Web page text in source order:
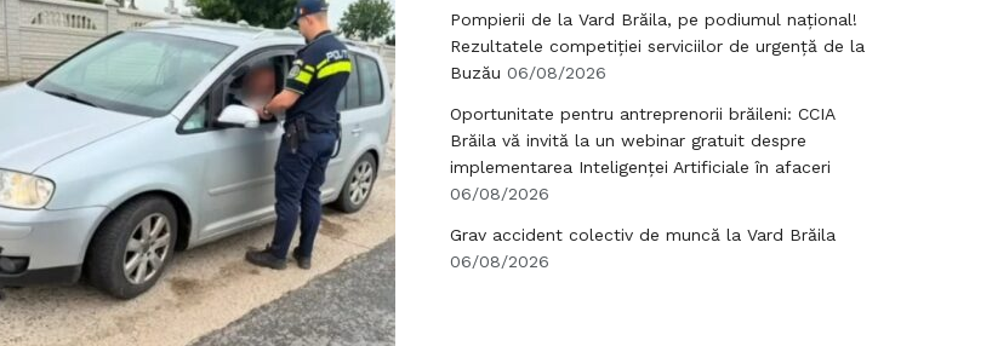
Pompierii de la Vard Brăila, pe podiumul național!
Rezultatele competiției serviciilor de urgență de la
Buzău 06/08/2026
Oportunitate pentru antreprenorii brăileni: CCIA
Brăila vă invită la un webinar gratuit despre
implementarea Inteligenței Artificiale în afaceri
06/08/2026
Grav accident colectiv de muncă la Vard Brăila
06/08/2026